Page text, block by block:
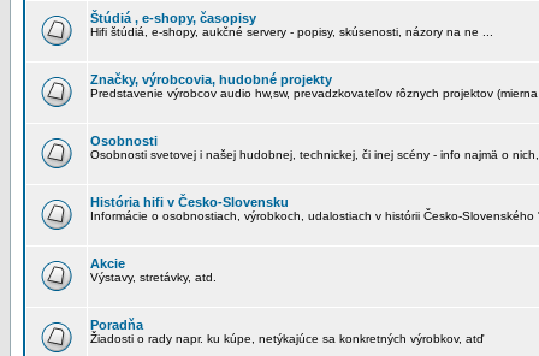
Štúdiá , e-shopy, časopisy
Hifi štúdiá, e-shopy, aukčné servery - popisy, skúsenosti, názory na ne ...
Značky, výrobcovia, hudobné projekty
Predstavenie výrobcov audio hw,sw, prevadzkovateľov rôznych projektov
Osobnosti
Osobnosti svetovej i našej hudobnej, technickej, či inej scény - info najmä o
História hifi v Česko-Slovensku
Informácie o osobnostiach, výrobkoch, udalostiach v histórii Česko-Slovenského
Akcie
Výstavy, stretávky, atd.
Poradňa
Žiadosti o rady napr. ku kúpe, netýkajúce sa konkretných výrobkov, atď